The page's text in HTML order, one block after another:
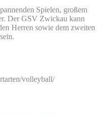
Spielen, großem
Der GSV Zwickau kann
Herren sowie dem zweiten
volleyball/